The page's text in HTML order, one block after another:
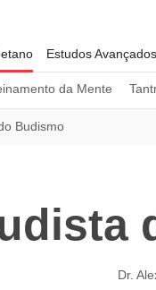
da Mente
Estudos Avançados
Budismo
Dr.